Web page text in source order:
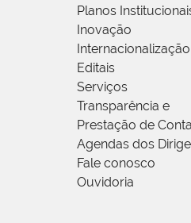
Planos
Inovação
Internacionalização
Editais
Serviços
Transparência e
Prestação de
Agendas dos
Fale conosco
Ouvidoria